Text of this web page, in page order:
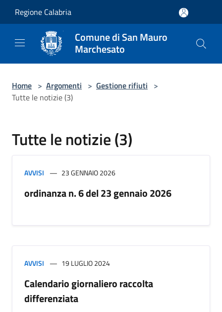
Regione Calabria
Comune di San Mauro
Marchesato
Home > Argomenti > Gestione rifiuti >
Tutte le notizie (3)
Tutte le notizie (3)
AVVISI 23 GENNAIO 2026
ordinanza n. 6 del 23 gennaio 2026
AVVISI 19 LUGLIO 2024
Calendario giornaliero raccolta
differenziata